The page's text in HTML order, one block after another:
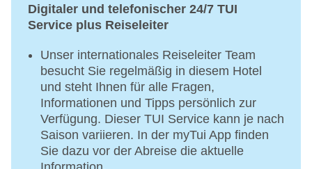
Digitaler und telefonischer 24/7 TUI
Service plus Reiseleiter
Unser internationales Reiseleiter Team
besucht Sie regelmäßig in diesem Hotel
und steht Ihnen für alle Fragen,
Informationen und Tipps persönlich zur
Verfügung. Dieser TUI Service kann je nach
Saison variieren. In der myTui App finden
Sie dazu vor der Abreise die aktuelle